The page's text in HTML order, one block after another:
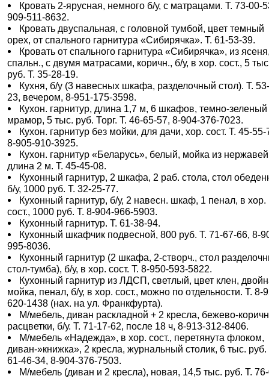
Кровать 2-ярусная, немного б/у, с матрацами. Т. 73-00-
909-511-8632.
Кровать двуспальная, с головной тумбой, цвет темный
орех, от спального гарнитура «Сибирячка». Т. 61-53-39.
Кровать от спального гарнитура «Сибирячка», из
спальн., с двумя матрасами, коричн., б/у, в хор. сост., 5
руб. Т. 35-28-19.
Кухня, б/у (3 навесных шкафа, разделочный стол). Т.
23, вечером, 8-951-175-3598.
Кухон. гарнитур, длина 1,7 м, 6 шкафов, темно-зеленый
мрамор, 5 тыс. руб. Торг. Т. 46-65-57, 8-904-376-7023.
Кухон. гарнитур без мойки, для дачи, хор. сост. Т. 45-55-
8-905-910-3925.
Кухон. гарнитур «Беларусь», белый, мойка из
длина 2 м. Т. 45-45-08.
Кухонный гарнитур, 2 шкафа, 2 раб. стола, стол
б/у, 1000 руб. Т. 32-25-77.
Кухонный гарнитур, б/у, 2 навесн. шкаф, 1 пенал, в хор.
сост., 1000 руб. Т. 8-904-966-5903.
Кухонный гарнитур. Т. 61-38-94.
Кухонный шкафчик подвесной, 800 руб. Т. 71-67-66, 8-
995-8036.
Кухонный гарнитур (2 шкафа, 2-створч., стол
стол-тумба), б/у, в хор. сост. Т. 8-950-593-5822.
Кухонный гарнитур из ЛДСП, светлый, цвет клен,
мойка, пенал, б/у, в хор. сост., можно по отдельности. Т. 8-
620-1438 (нах. на ул. Франкфурта).
М/мебель, диван раскладной + 2 кресла, бежево-
расцветки, б/у. Т. 71-17-62, после 18 ч, 8-913-312-8406.
М/мебель «Надежда», в хор. сост., перетянута флоком,
диван-»книжка», 2 кресла, журнальный столик, 6 тыс. руб.
61-46-34, 8-904-376-7503.
М/мебель (диван и 2 кресла), новая, 14,5 тыс. руб. Т.